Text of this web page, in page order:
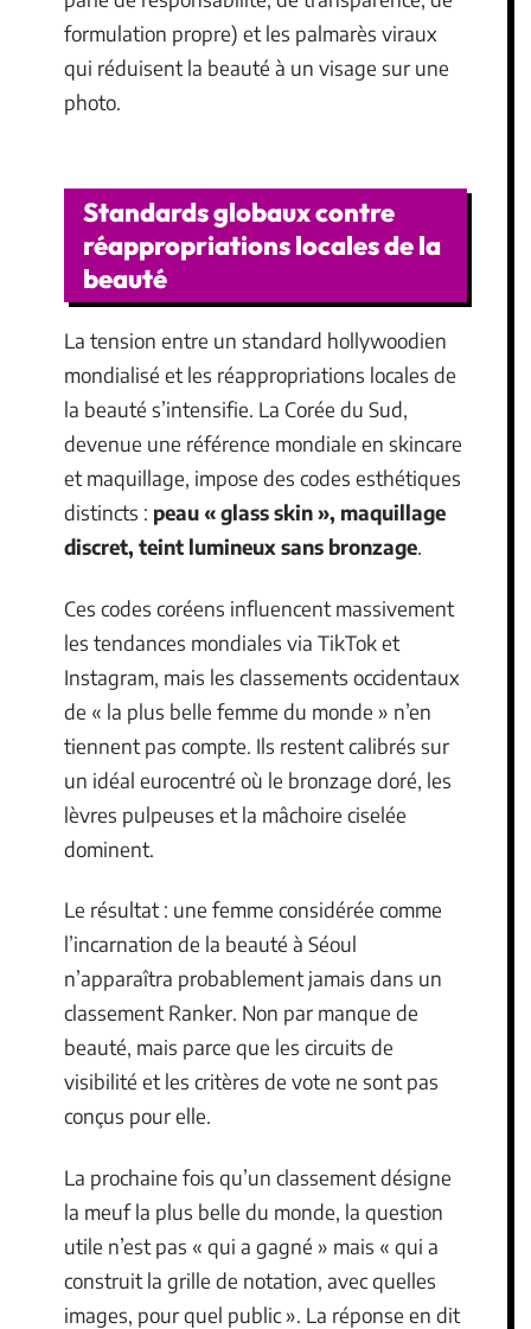
formulation propre) et les palmarès viraux
qui réduisent la beauté à un visage sur une
photo.
Standards globaux contre
réappropriations locales de la
beauté
La tension entre un standard hollywoodien
mondialisé et les réappropriations locales de
la beauté s’intensifie. La Corée du Sud,
devenue une référence mondiale en skincare
et maquillage, impose des codes esthétiques
distincts : peau « glass skin », maquillage
discret, teint lumineux sans bronzage.
Ces codes coréens influencent massivement
les tendances mondiales via TikTok et
Instagram, mais les classements occidentaux
de « la plus belle femme du monde » n’en
tiennent pas compte. Ils restent calibrés sur
un idéal eurocentré où le bronzage doré, les
lèvres pulpeuses et la mâchoire ciselée
dominent.
Le résultat : une femme considérée comme
l’incarnation de la beauté à Séoul
n’apparaîtra probablement jamais dans un
classement Ranker. Non par manque de
beauté, mais parce que les circuits de
visibilité et les critères de vote ne sont pas
conçus pour elle.
La prochaine fois qu’un classement désigne
la meuf la plus belle du monde, la question
utile n’est pas « qui a gagné » mais « qui a
construit la grille de notation, avec quelles
images, pour quel public ». La réponse en dit